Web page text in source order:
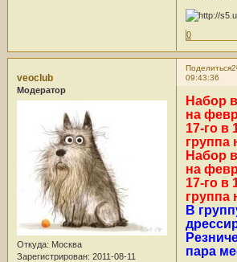
0
Поделиться
09:43:36
veoclub
Модератор
Откуда: Москва
Зарегистрирован: 2011-08-11
Набор
на
17-го в
группа
Набор
на
17-го в
группа
В
пара